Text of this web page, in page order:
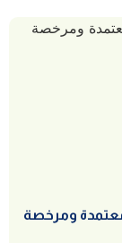
ومرخصة